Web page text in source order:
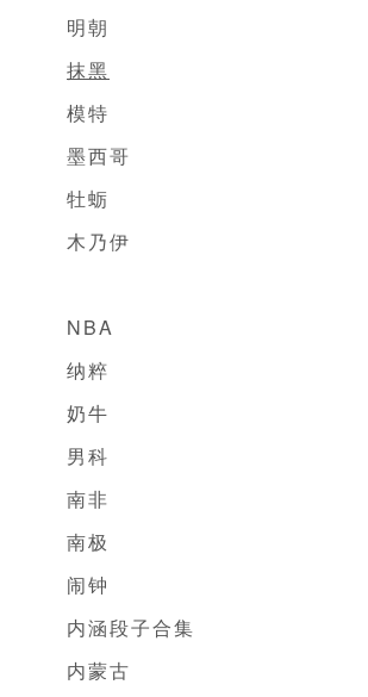
明朝
抹黑
模特
墨西哥
牡蛎
木乃伊
NBA
纳粹
奶牛
男科
南非
南极
闹钟
内涵段子合集
内蒙古